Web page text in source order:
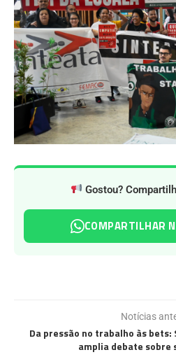
Gostou?
COMPARTILHAR
Notícias
Da pressão no trabalho às bets:
amplia debate sobre